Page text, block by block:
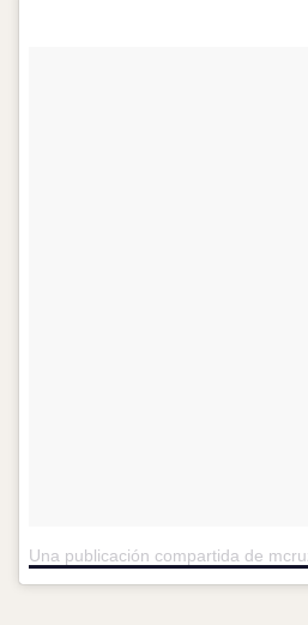
Una publicación compartida de